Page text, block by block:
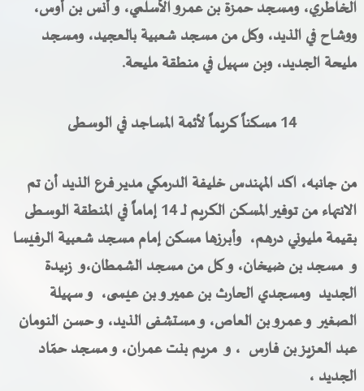
الخاطري، ومسجد حمزة بن عمرو الأسلمي، و أنس بن أوس،
ووشاح في الذيد، وكل من مسجد شعبية بالعجيد، ومسجد
مليحة الجديد، وبن سهيل في منطقة مليحة.
14 مسكناً كريماً لأئمة المساجد في الوسطى
من جانبه، اكد المهندس خليفة الدرمكي مدير فرع الذيد أن تم
الانتهاء من توفير المسكن الكريم لـ 14 إماماً في المنطقة الوسطى
بقيمة مليوني درهم، وأبرزها مسكن إمام مسجد شعبية الرفيسا
و مسجد بن ضيخان، و كل من مسجد الشمطان،و زبيدة
الجديد ومسجدي الحارث بن عمير و بن عيسى، و سهيلة
الصغير و عمرو بن العاص، و مستشفى الذيد، و حسن النومان
عبد العزيز بن فارس ، و مريم بنت عمران، و مسجد حمّاد
الجديد ،